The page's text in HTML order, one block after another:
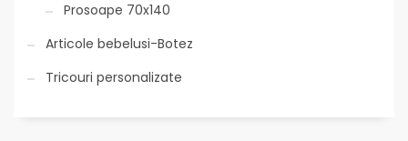
Prosoape 70x140
Articole bebelusi-Botez
Tricouri personalizate